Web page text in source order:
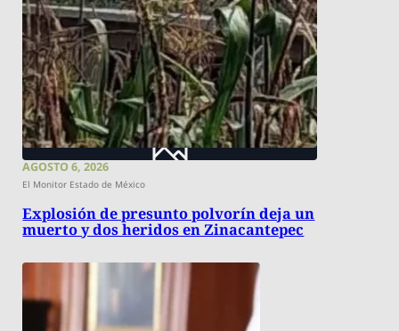
AGOSTO 6, 2026
El Monitor Estado de México
Explosión de presunto polvorín deja un
muerto y dos heridos en Zinacantepec